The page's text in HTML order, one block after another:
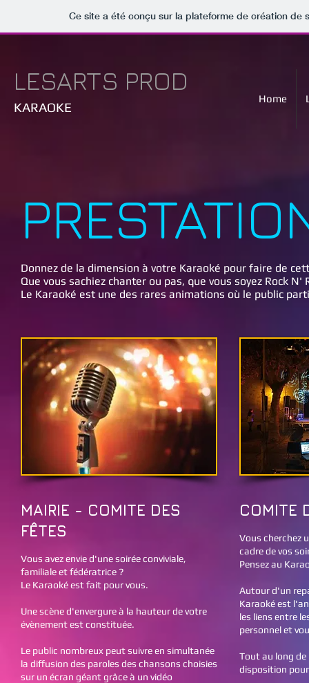
Ce site a été conçu sur la plateforme de création de
LESARTS PROD
KARAOKE
Home
COMITE
Vous cherchez
cadre de vos
Pensez au
Autour d'un
Karaoké est
les liens entre
personnel et
Tout au long de
disposition
MAIRIE - COMITE DES
FÊTES
Vous avez envie d'une soirée conviviale,
familiale et fédératrice ?
Le Karaoké est fait pour vous.
Une scène d'envergure à la hauteur de votre
évènement est constituée.
Le public nombreux peut suivre en simultanée
la diffusion des paroles des chansons choisies
sur un écran géant grâce à un vidéo
Donnez de la dimension à votre Karaoké pour faire de
Que vous sachiez chanter ou pas, que vous soyez Rock
Le Karaoké est une des rares animations où le public